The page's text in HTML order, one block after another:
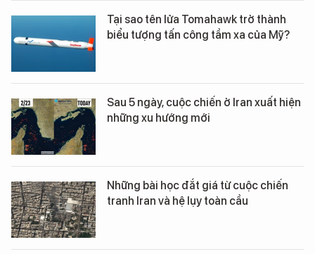
Tại sao tên lửa Tomahawk trở thành
biểu tượng tấn công tầm xa của Mỹ?
Sau 5 ngày, cuộc chiến ở Iran xuất hiện
những xu hướng mới
Những bài học đắt giá từ cuộc chiến
tranh Iran và hệ lụy toàn cầu